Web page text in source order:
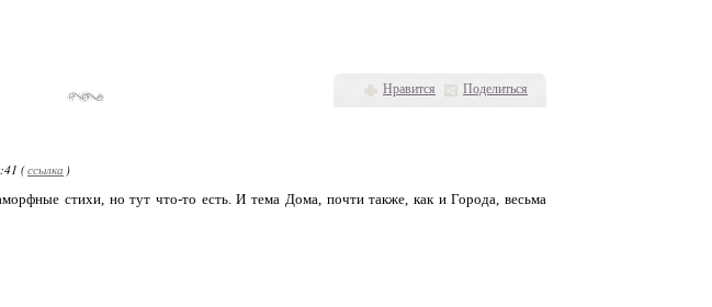
Нравится Поделиться
(ссылка )
стихи, но тут что-то есть. И тема Дома, почти также, как и Города, весьма